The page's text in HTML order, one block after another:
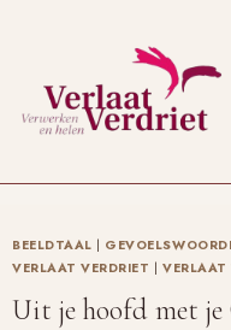
inhoud
BEELDTAAL |
VERLAAT VERDRIET | VERLAAT
Uit je hoofd met je